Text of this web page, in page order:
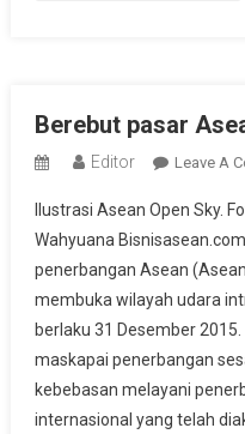
Berebut pasar
Editor Leave A
Ilustrasi Asean Open Sky.
Wahyuana
penerbangan Asean
membuka wilayah udara
berlaku 31 Desember
maskapai penerbangan
kebebasan melayani
internasional yang telah